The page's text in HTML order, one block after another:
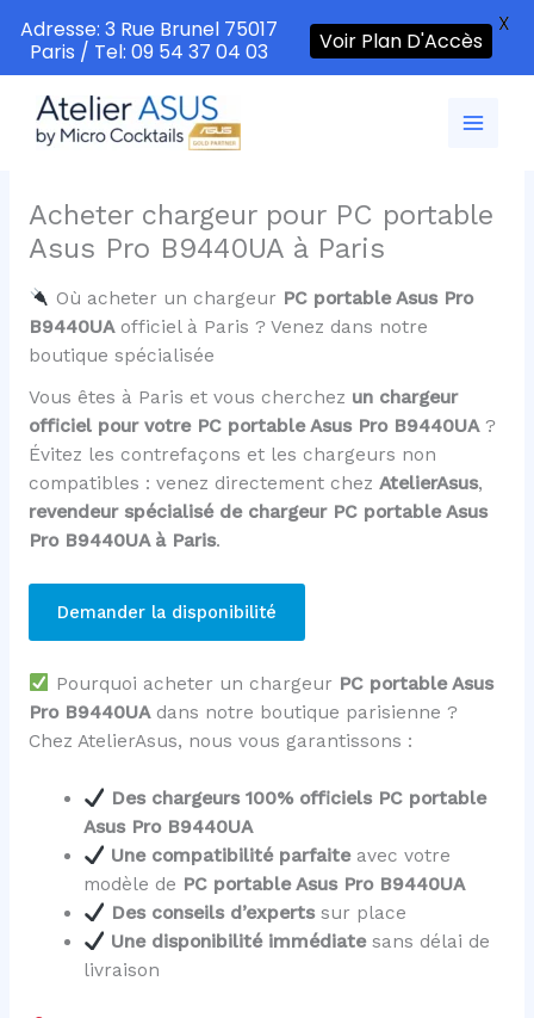
contenu
Acheter chargeur pour PC portable
Asus Pro B9440UA à Paris
Où acheter un chargeur PC portable Asus Pro
B9440UAofficiel à Paris ? Venez dans notre
boutique spécialisée
Vous êtes à Paris et vous cherchez un chargeur
officiel pour votre PC portable Asus Pro B9440UA?
Évitez les contrefaçons et les chargeurs non
compatibles : venez directement chez AtelierAsus,
revendeur spécialisé de chargeur PC portable Asus
Pro B9440UA à Paris.
Demander la disponibilité
Pourquoi acheter un chargeur PC portable Asus
Pro B9440UAdans notre boutique parisienne ?
Chez AtelierAsus, nous vous garantissons :
Des chargeurs 100% officiels PC portable
Asus Pro B9440UA
Une compatibilité parfaiteavec votre
modèle de PC portable Asus Pro B9440UA
Des conseils d’expertssur place
Une disponibilité immédiatesans délai de
livraison
Adresse: 3 Rue Brunel 75017
Paris / Tel: 09 54 37 04 03
Voir Plan D'Accès
X